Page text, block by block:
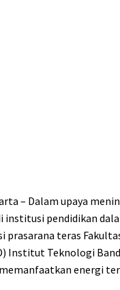
– Dalam upaya
institusi pendidikan
prasarana teras
Institut Teknologi
energi